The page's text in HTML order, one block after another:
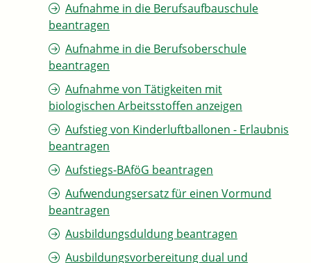
Aufnahme in die Berufsaufbauschule
beantragen
Aufnahme in die Berufsoberschule
beantragen
Aufnahme von Tätigkeiten mit
biologischen Arbeitsstoffen anzeigen
Aufstieg von Kinderluftballonen - Erlaubnis
beantragen
Aufstiegs-BAföG beantragen
Aufwendungsersatz für einen Vormund
beantragen
Ausbildungsduldung beantragen
Ausbildungsvorbereitung dual und